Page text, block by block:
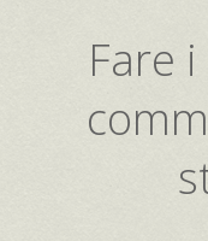
Fare